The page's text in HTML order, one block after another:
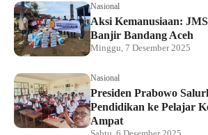
Nasional
Aksi Kemanusiaan:
Banjir Bandang Aceh
Minggu, 7 Desember 2025
Nasional
Presiden Prabowo
Pendidikan ke Pelajar
Ampat